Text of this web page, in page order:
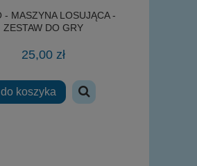
- MASZYNA LOSUJĄCA -
ZESTAW DO GRY
25,00 zł
do koszyka